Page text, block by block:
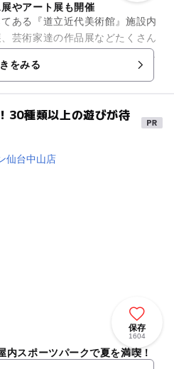
やアート展も開催
ある『道立近代美術館』施設内
芸術家達の作品展などたくさん
書や美術で習う人物の展示もし
...をみる
30種類以上の遊びが待
保存
1604
内スポーツパークで夏を満喫！